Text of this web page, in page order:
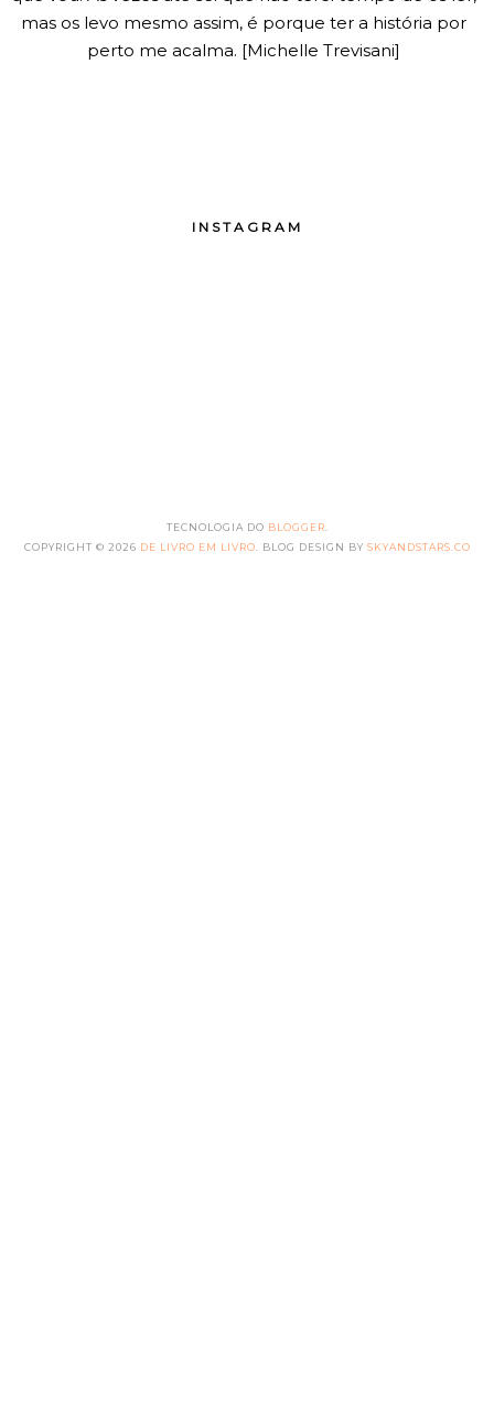
mas os levo mesmo assim, é porque ter a história por
perto me acalma. [Michelle Trevisani]
INSTAGRAM
TECNOLOGIA DO BLOGGER
COPYRIGHT © 2026 DE LIVRO EM LIVRO . BLOG DESIGN BY SKYANDSTARS.CO